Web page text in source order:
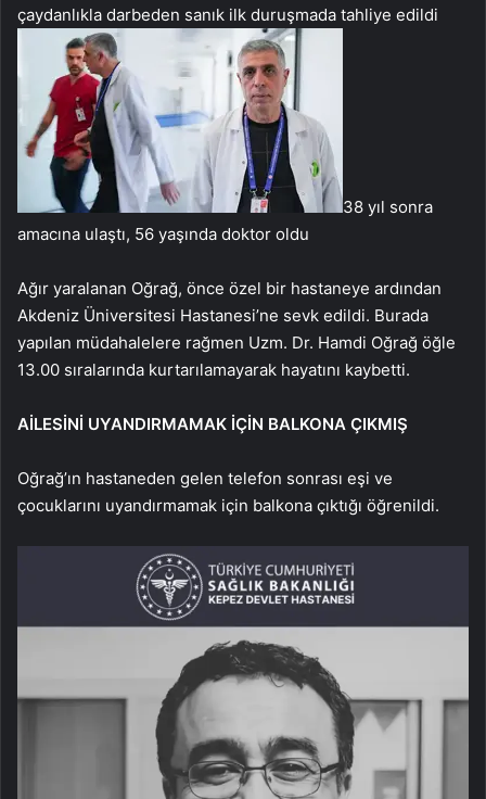
çaydanlıkla darbeden sanık ilk duruşmada tahliye edildi
38 yıl sonra
amacına ulaştı, 56 yaşında doktor oldu
Ağır yaralanan Oğrağ, önce özel bir hastaneye ardından
Akdeniz Üniversitesi Hastanesi’ne sevk edildi. Burada
yapılan müdahalelere rağmen Uzm. Dr. Hamdi Oğrağ öğle
13.00 sıralarında kurtarılamayarak hayatını kaybetti.
AİLESİNİ UYANDIRMAMAK İÇİN BALKONA ÇIKMIŞ
Oğrağ’ın hastaneden gelen telefon sonrası eşi ve
çocuklarını uyandırmamak için balkona çıktığı öğrenildi.